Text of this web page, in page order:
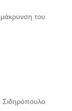
του
Σιδηρόπουλο